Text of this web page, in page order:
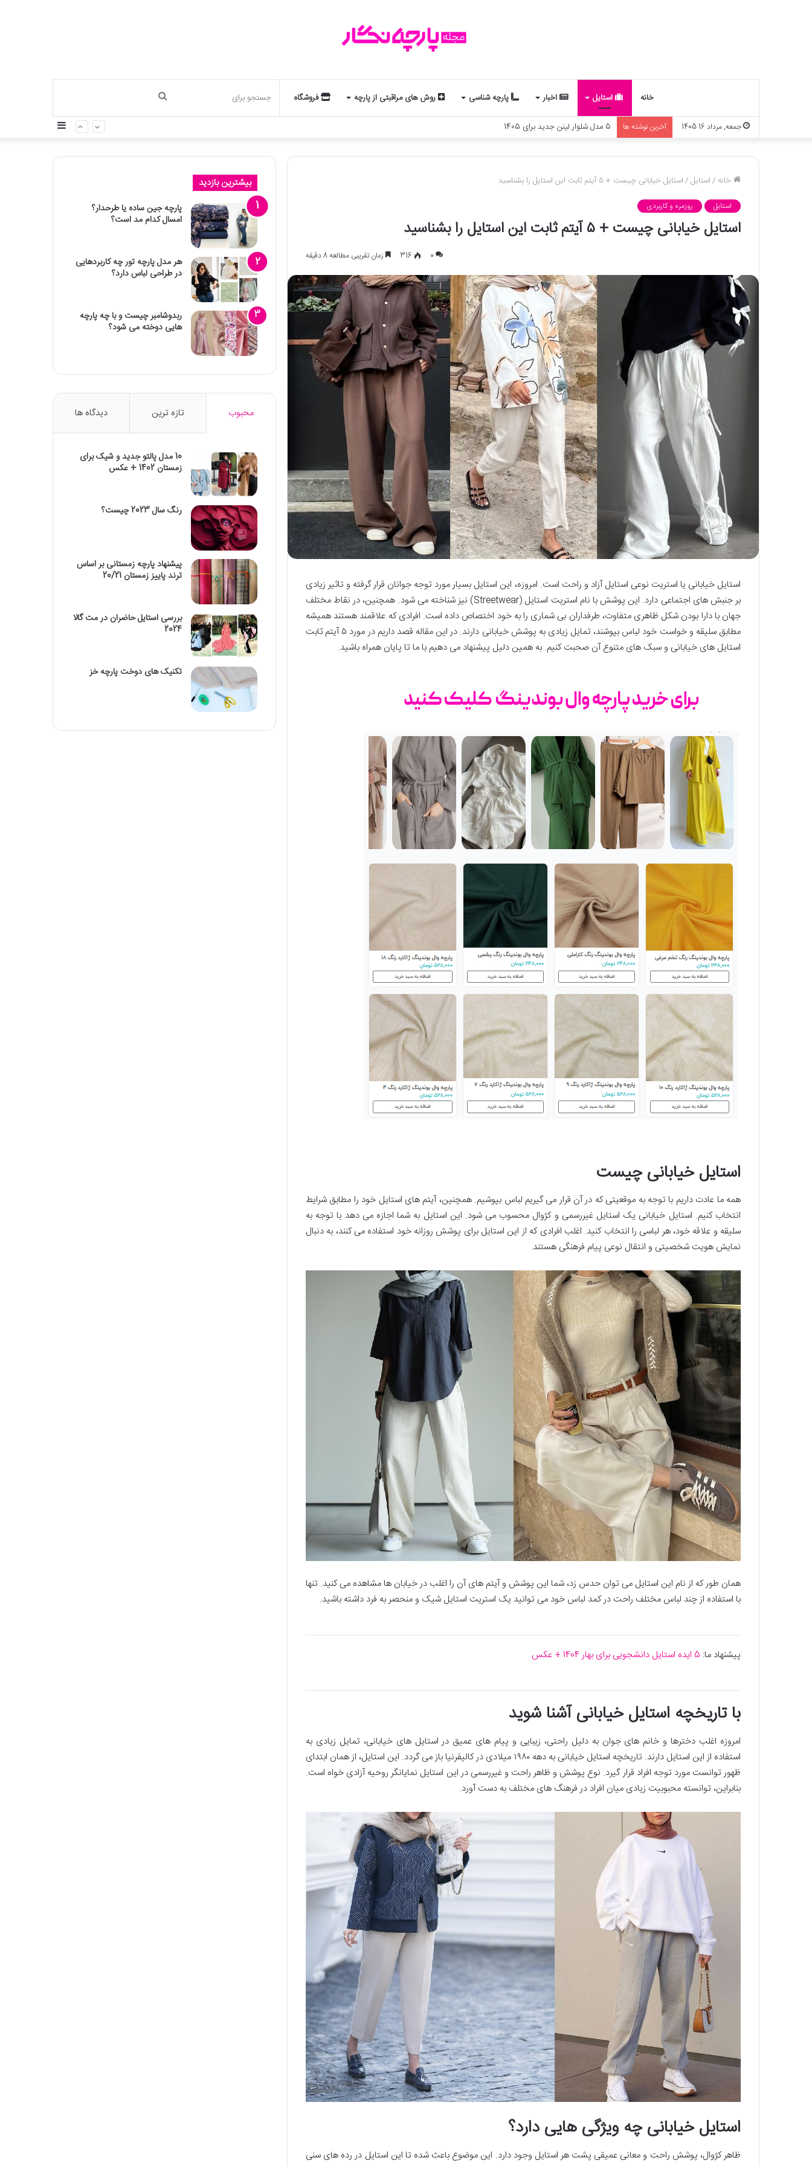
خانه استایل اخبار پارچه شناسی روش های مراقبتی از پارچه فروشگاه
جمعه, مرداد 16 1405 آخرین نوشته ها چه ارتباطی بین ماه تولد و استایل شماست؟ یک تحلیل جذاب از مد و زودیاک
خانه /استایل/استایل خیابانی چیست + ۵ آیتم ثابت این استایل را بشناسید
استایل روزمره و کاربردی
استایل خیابانی چیست + ۵ آیتم ثابت این استایل را بشناسید
0
316 زمان تقریبی مطالعه 8 دقیقه
استایل خیابانی یا استریت نوعی استایل آزاد و راحت است. امروزه، این استایل بسیار مورد توجه جوانان قرار گرفته و تاثیر زیادی
بر جنبش‌ های اجتماعی دارد. این پوشش با نام استریت استایل (Streetwear) نیز شناخته می شود. همچنین، در نقاط مختلف
جهان با دارا بودن شکل ظاهری متفاوت، طرفداران بی شماری را به خود اختصاص داده است. افرادی که علاقمند هستند همیشه
مطابق سلیقه و خواست خود لباس بپوشند، تمایل زیادی به پوشش خیابانی دارند. در این مقاله قصد داریم در مورد ۵ آیتم ثابت
استایل‌ های خیابانی و سبک های متنوع آن صحبت کنیم. به همین دلیل پیشنهاد می دهیم با ما تا پایان همراه باشید.
استایل خیابانی چیست
همه ما عادت داریم با توجه به موقعیتی که در آن قرار می‌ گیریم لباس بپوشیم. همچنین، آیتم های استایل خود را مطابق شرایط
انتخاب کنیم. استایل خیابانی یک استایل غیررسمی و کژوال محسوب می شود. این استایل به شما اجازه می دهد با توجه به
سلیقه و علاقه خود، هر لباسی را انتخاب کنید. اغلب افرادی که از این استایل برای پوشش روزانه خود استفاده می کنند، به دنبال
نمایش هویت شخصیتی و انتقال نوعی پیام فرهنگی هستند.
همان طور که از نام این استایل می توان حدس زد، شما این پوشش و آیتم های آن را اغلب در خیابان ها مشاهده می کنید. تنها
با استفاده از چند لباس مختلف راحت در کمد لباس خود می توانید یک استریت استایل شیک و منحصر به فرد داشته باشید.
پیشنهاد ما: 5 ایده استایل دانشجویی برای بهار 1404 + عکس
با تاریخچه استایل خیابانی آشنا شوید
امروزه اغلب دخترها و خانم های جوان به دلیل راحتی، زیبایی و پیام های عمیق در استایل های خیابانی، تمایل زیادی به
استفاده از این استایل دارند. تاریخچه استایل خیابانی به دهه ۱۹۸۰ میلادی در کالیفرنیا باز می گردد. این استایل، از همان ابتدای
ظهور توانست مورد توجه افراد قرار گیرد. نوع پوشش و ظاهر راحت و غیررسمی در این استایل نمایانگر روحیه آزادی خواه است.
بنابراین، توانسته محبوبیت زیادی میان افراد در فرهنگ های مختلف به دست آورد.
استایل خیابانی چه ویژگی هایی دارد؟
ظاهر کژوال، پوشش راحت و معانی عمیقی پشت هر استایل وجود دارد. این موضوع باعث شده تا این استایل در رده های سنی
بیشترین بازدید
پارچه جین ساده یا طرحدار؟
امسال کدام مد است؟
هر مدل پارچه تور چه کاربردهایی
در طراحی لباس دارد؟
ربدوشامبر چیست و با چه پارچه
هایی دوخته می شود؟
محبوب تازه ترین دیدگاه ها
10 مدل پالتو جدید و شیک برای
زمستان 1402 + عکس
رنگ سال 2023 چیست؟
پیشنهاد پارچه زمستانی بر اساس
ترند پاییز زمستان 20/21
بررسی استایل حاضران در مت گالا
2024
تکنیک‌ های دوخت پارچه خز